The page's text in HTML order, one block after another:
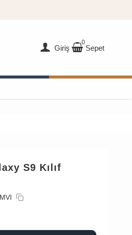
Giriş
0
Sepet
S9 Kılıf